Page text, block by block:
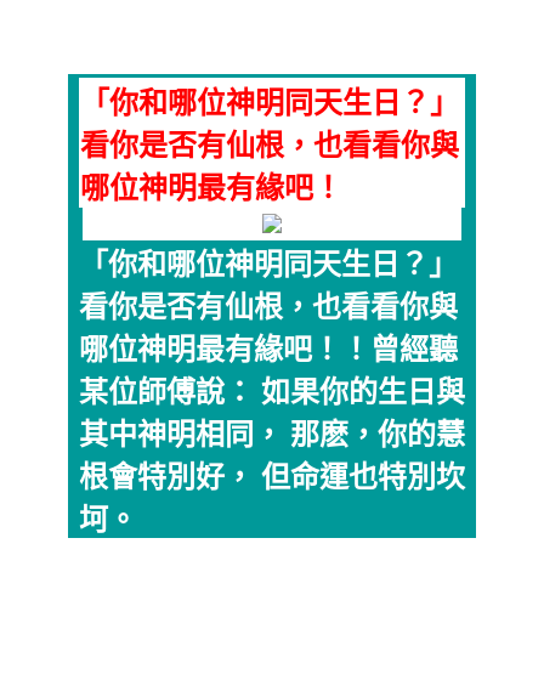
「你和哪位神明同天生日？」
看你是否有仙根，也看看你與
哪位神明最有緣吧！
「你和哪位神明同天生日？」
看你是否有仙根，也看看你與
哪位神明最有緣吧！！曾經聽
某位師傅說： 如果你的生日與
其中神明相同， 那麽，你的慧
根會特別好， 但命運也特別坎
坷。